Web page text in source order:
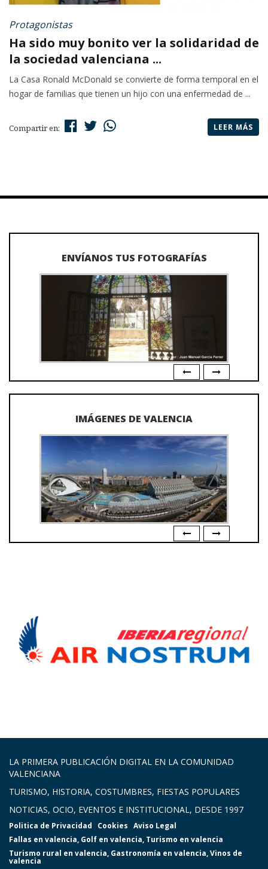
Protagonistas
Ha sido muy bonito ver la solidaridad de
la sociedad valenciana ...
La Casa Ronald McDonald se convierte de forma temporal en el
hogar de familias que tienen un hijo con una enfermedad de ...
Compartir en: LEER MÁS
ENVÍANOS TUS FOTOGRAFÍAS
IMÁGENES DE VALENCIA
LA PRIMERA PUBLICACIÓN DIGITAL EN LA COMUNIDAD
VALENCIANA
TURISMO, HISTORIA, COSTUMBRES, FIESTAS POPULARES
NOTICIAS, OCIO, EVENTOS E INSTITUCIONAL, DESDE 1997
Politica de Privacidad Cookies Aviso Legal
Fallas en valencia, Golf en valencia, Turismo en valencia
Turismo rural en valencia, Gastronomía en valencia,Vinos de
valencia